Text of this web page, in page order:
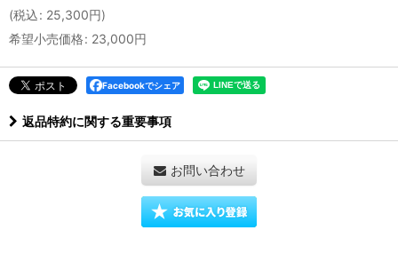
(税込: 25,300円)
希望小売価格: 23,000円
Facebookでシェア
返品特約に関する重要事項
お問い合わせ